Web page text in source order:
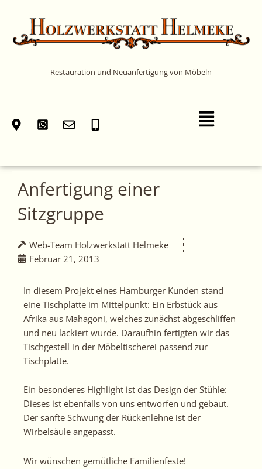
springen
Restauration und Neuanfertigung von Möbeln
Main
Menu
Anfertigung einer
Sitzgruppe
Web-Team Holzwerkstatt Helmeke
Februar 21, 2013
In diesem Projekt eines Hamburger Kunden stand
eine Tischplatte im Mittelpunkt: Ein Erbstück aus
Afrika aus Mahagoni, welches zunächst abgeschliffen
und neu lackiert wurde. Daraufhin fertigten wir das
Tischgestell in der Möbeltischerei passend zur
Tischplatte.
Ein besonderes Highlight ist das Design der Stühle:
Dieses ist ebenfalls von uns entworfen und gebaut.
Der sanfte Schwung der Rückenlehne ist der
Wirbelsäule angepasst.
Wir wünschen gemütliche Familienfeste!